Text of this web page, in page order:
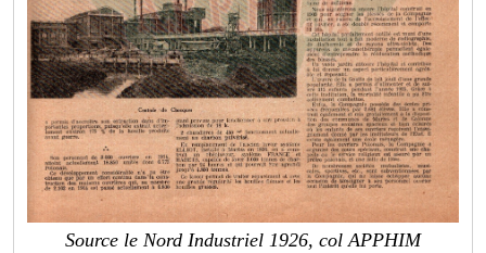
Source le Nord Industriel 1926, col APPHIM